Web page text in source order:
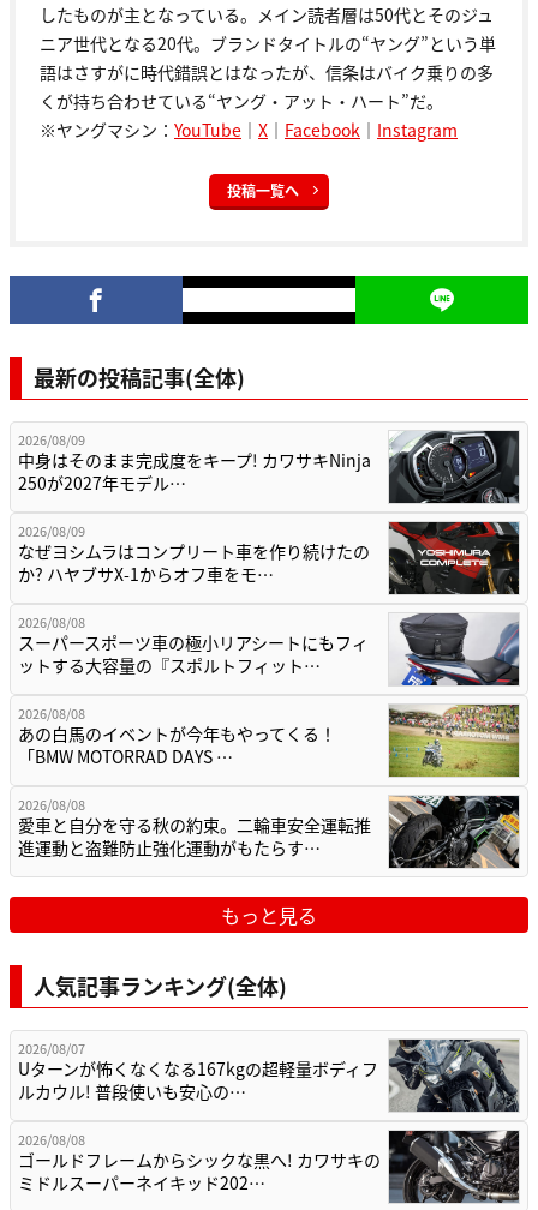
したものが主となっている。メイン読者層は50代とそのジュ
ニア世代となる20代。ブランドタイトルの“ヤング”という単
語はさすがに時代錯誤とはなったが、信条はバイク乗りの多
くが持ち合わせている“ヤング・アット・ハート”だ。
※ヤングマシン： YouTube ｜ X ｜ Facebook ｜ Instagram
投稿一覧へ
最新の投稿記事(全体)
2026/08/09
中身はそのまま完成度をキープ! カワサキNinja
250が2027年モデル…
2026/08/09
なぜヨシムラはコンプリート車を作り続けたの
か? ハヤブサX-1からオフ車をモ…
2026/08/08
スーパースポーツ車の極小リアシートにもフィ
ットする大容量の『スポルトフィット…
2026/08/08
あの白馬のイベントが今年もやってくる！
「BMW MOTORRAD DAYS …
2026/08/08
愛車と自分を守る秋の約束。二輪車安全運転推
進運動と盗難防止強化運動がもたらす…
もっと見る
人気記事ランキング(全体)
2026/08/07
Uターンが怖くなくなる167kgの超軽量ボディフ
ルカウル! 普段使いも安心の…
2026/08/08
ゴールドフレームからシックな黒へ! カワサキの
ミドルスーパーネイキッド202…